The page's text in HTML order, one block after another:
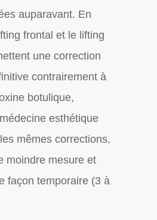
auparavant. En
frontal et le lifting
une correction
contrairement à
botulique,
esthétique
mêmes corrections,
moindre mesure et
façon temporaire (3 à